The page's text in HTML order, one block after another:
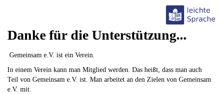
Danke für die Unterstützung...
Gemeinsam e.V. ist ein Verein.
In einem Verein kann man Mitglied werden. Das heißt, dass man auch
Teil von Gemeinsam e.V. ist. Man arbeitet an den Zielen von Gemeinsam
e.V. mit.